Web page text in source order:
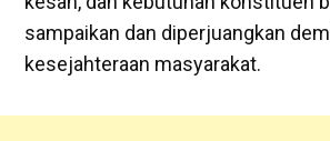
sampaikan dan diperjuangkan
kesejahteraan masyarakat.